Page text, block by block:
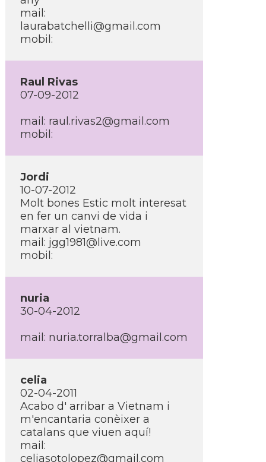
mail:
laurabatchelli@gmail.com
mobil:
Raul Rivas
07-09-2012
mail: raul.rivas2@gmail.com
mobil:
Jordi
10-07-2012
Molt bones Estic molt interesat
en fer un canvi de vida i
marxar al vietnam.
mail: jgg1981@live.com
mobil:
nuria
30-04-2012
mail: nuria.torralba@gmail.com
celia
02-04-2011
Acabo d' arribar a Vietnam i
m'encantaria conèixer a
catalans que viuen aquí­!
mail:
celiasotolopez@gmail.com